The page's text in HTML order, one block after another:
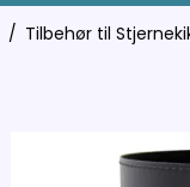
/ Tilbehør til